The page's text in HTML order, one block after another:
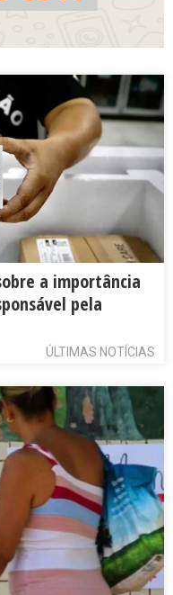
a importância
pela
ÚLTIMAS NOTÍCIAS